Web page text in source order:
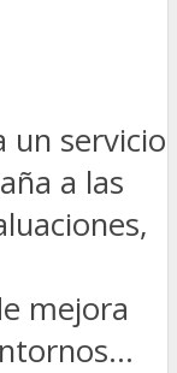
un servicio
a las
mejora